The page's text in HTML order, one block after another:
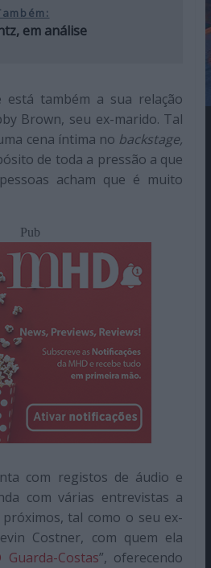
em análise
está também a sua relação
Brown, seu ex-marido. Tal
cena íntima no backstage,
de toda a pressão a que
acham que é muito
Pub
com registos de áudio e
com várias entrevistas a
tal como o seu ex-
Costner, com quem ela
Guarda-Costas”, oferecendo